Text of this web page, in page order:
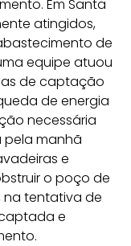
Em Santa
atingidos,
de
equipe atuou
de captação
de energia
necessária
pela manhã
e
o poço de
tentativa de
e